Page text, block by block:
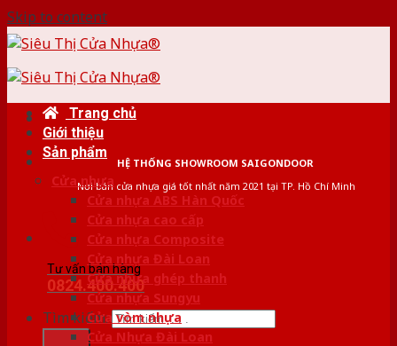
Skip to content
HỆ THỐNG SHOWROOM SAIGONDOOR
Nơi bán cửa nhựa giá tốt nhất năm 2021 tại TP. Hồ Chí Minh
Tư vấn bán hàng
0824.400.400
Tìm kiếm:
Trang chủ
Giới thiệu
Sản phẩm
Cửa nhựa
Cửa nhựa ABS Hàn Quốc
Cửa nhựa cao cấp
Cửa nhựa Composite
Cửa nhựa Đài Loan
Cửa nhựa ghép thanh
Cửa nhựa Sungyu
Cửa vòm nhựa
Cửa Nhựa Đài Loan